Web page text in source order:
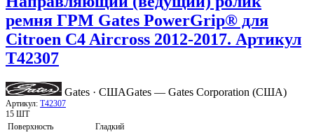
ремня ГРМ Gates PowerGrip® для
Citroen C4 Aircross 2012-2017. Артикул
T42307
Gates · СШАGates — Gates Corporation (США)
Артикул: T42307
15 ШТ
Поверхность
Гладкий